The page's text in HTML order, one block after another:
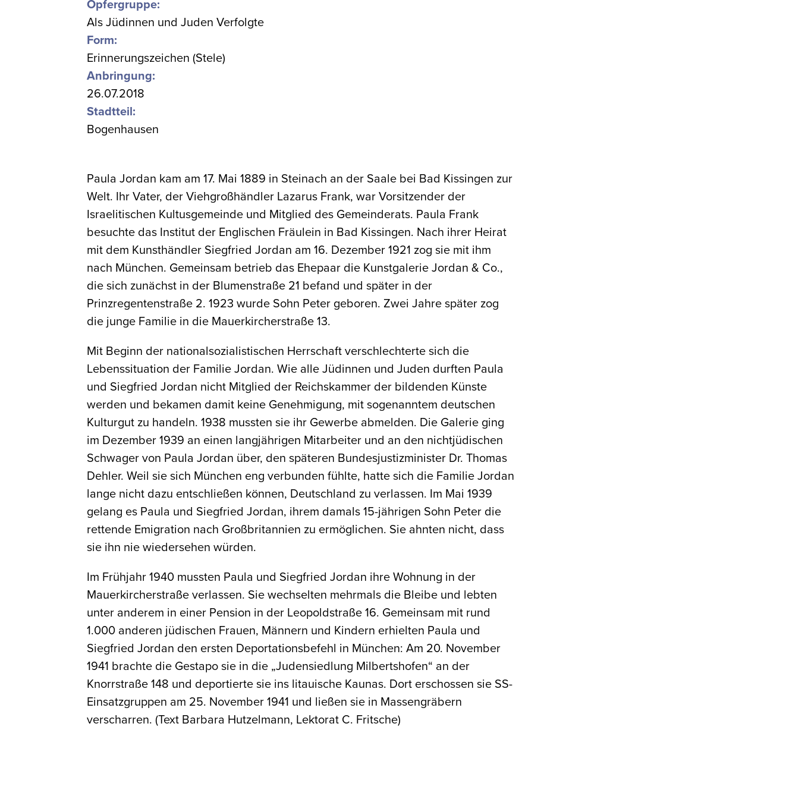
Opfergruppe:
Als Jüdinnen und Juden Verfolgte
Form:
Erinnerungszeichen (Stele)
Anbringung:
26.07.2018
Stadtteil:
Bogenhausen
Paula Jordan kam am 17. Mai 1889 in Steinach an der Saale bei Bad Kissingen zur
Welt. Ihr Vater, der Viehgroßhändler Lazarus Frank, war Vorsitzender der
Israelitischen Kultusgemeinde und Mitglied des Gemeinderats. Paula Frank
besuchte das Institut der Englischen Fräulein in Bad Kissingen. Nach ihrer Heirat
mit dem Kunsthändler Siegfried Jordan am 16. Dezember 1921 zog sie mit ihm
nach München. Gemeinsam betrieb das Ehepaar die Kunstgalerie Jordan & Co.,
die sich zunächst in der Blumenstraße 21 befand und später in der
Prinzregentenstraße 2. 1923 wurde Sohn Peter geboren. Zwei Jahre später zog
die junge Familie in die Mauerkircherstraße 13.
Mit Beginn der nationalsozialistischen Herrschaft verschlechterte sich die
Lebenssituation der Familie Jordan. Wie alle Jüdinnen und Juden durften Paula
und Siegfried Jordan nicht Mitglied der Reichskammer der bildenden Künste
werden und bekamen damit keine Genehmigung, mit sogenanntem deutschen
Kulturgut zu handeln. 1938 mussten sie ihr Gewerbe abmelden. Die Galerie ging
im Dezember 1939 an einen langjährigen Mitarbeiter und an den nichtjüdischen
Schwager von Paula Jordan über, den späteren Bundesjustizminister Dr. Thomas
Dehler. Weil sie sich München eng verbunden fühlte, hatte sich die Familie Jordan
lange nicht dazu entschließen können, Deutschland zu verlassen. Im Mai 1939
gelang es Paula und Siegfried Jordan, ihrem damals 15-jährigen Sohn Peter die
rettende Emigration nach Großbritannien zu ermöglichen. Sie ahnten nicht, dass
sie ihn nie wiedersehen würden.
Im Frühjahr 1940 mussten Paula und Siegfried Jordan ihre Wohnung in der
Mauerkircherstraße verlassen. Sie wechselten mehrmals die Bleibe und lebten
unter anderem in einer Pension in der Leopoldstraße 16. Gemeinsam mit rund
1.000 anderen jüdischen Frauen, Männern und Kindern erhielten Paula und
Siegfried Jordan den ersten Deportationsbefehl in München: Am 20. November
1941 brachte die Gestapo sie in die „Judensiedlung Milbertshofen“ an der
Knorrstraße 148 und deportierte sie ins litauische Kaunas. Dort erschossen sie SS-
Einsatzgruppen am 25. November 1941 und ließen sie in Massengräbern
verscharren. (Text Barbara Hutzelmann, Lektorat C. Fritsche)